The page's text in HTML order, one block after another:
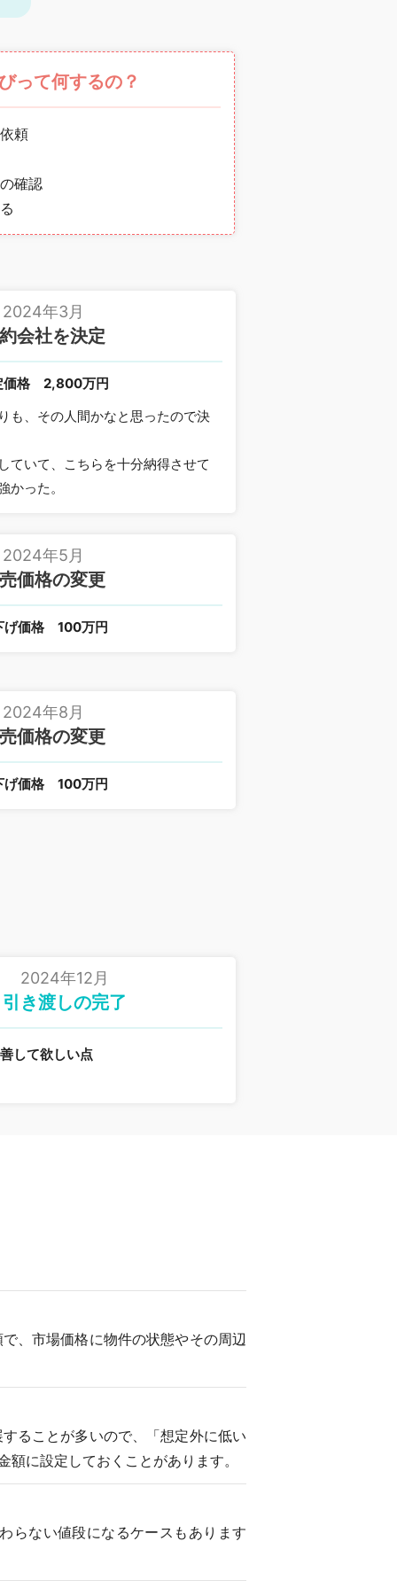
って何するの？
頼
確認
2024年3月
会社を決定
価格
2,800万円
も、その人間かなと思ったので決
ていて、こちらを十分納得させて
かった。
2024年5月
価格の変更
げ価格 100万円
2024年8月
価格の変更
げ価格 100万円
2024年12月
引き渡しの完了
して欲しい点
、市場価格に物件の状態やその周辺
ることが多いので、「想定外に低い
に設定しておくことがあります。
らない値段になるケースもあります